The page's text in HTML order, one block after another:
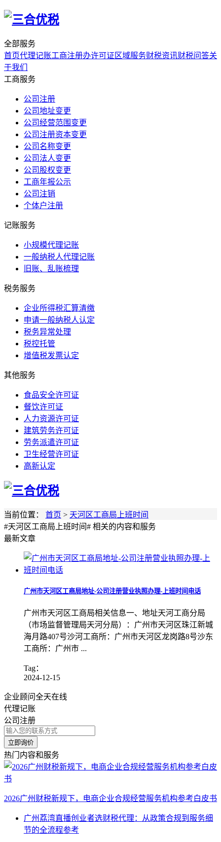
全部服务
首页代理记账工商注册办许可证 区域服务财税资讯财税问答关
于我们
工商服务
公司注册
公司地址变更
公司经营范围变更
公司注册资本变更
公司名称变更
公司法人变更
公司股权变更
工商年报公示
公司注销
个体户注册
记账服务
小规模代理记账
一般纳税人代理记账
旧账、乱账梳理
税务服务
企业所得税汇算清缴
申请一般纳税人认定
税务异常处理
税控托管
增值税发票认定
其他服务
食品安全许可证
餐饮许可证
人力资源许可证
建筑劳务许可证
劳务派遣许可证
卫生经营许可证
高新认定
当前位置： 首页 > 天河区工商局上班时间
#天河区工商局上班时间# 相关的内容和服务
最新文章
广州市天河区工商局地址-公司注册营业执照办理-上班时间电话
广州市天河区工商局相关信息一、地址天河工商分局
（市场监督管理局天河分局）：广州市天河区珠江新城
海月路407号沙河工商所：广州市天河区龙岗路8号沙东
工商所：广州市 ...
Tag：
2024-12-15
企业顾问全天在线
代理记账
公司注册
立即询价
热门内容和服务
2026广州财税新规下，电商企业合规经营服务机构参考白皮书
广州荔湾直播创业者选财税代理：从政策合规到服务细
节的全流程参考